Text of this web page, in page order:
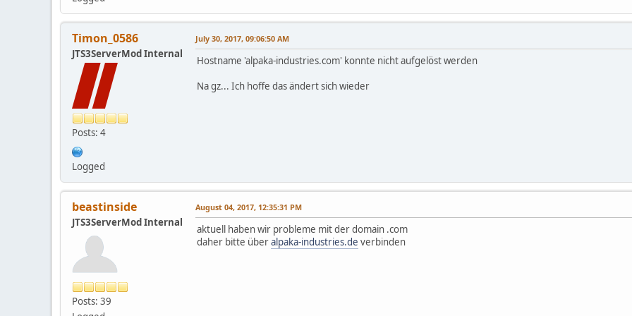
Timon_0586
JTS3ServerMod Internal
Posts: 4
Logged
July 30, 2017, 09:06:50 AM
Hostname 'alpaka-industries.com' konnte nicht aufgelöst werden
Na gz... Ich hoffe das ändert sich wieder
beastinside
JTS3ServerMod Internal
Posts: 39
August 04, 2017, 12:35:31 PM
aktuell haben wir probleme mit der domain .com
daher bitte überalpaka-industries.de verbinden